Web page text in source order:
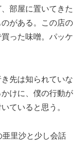
部屋に置いてきた
がある。この店の
った味噌。パッケ
先は知られていな
けに、僕の行動が
ていると思う。
亜里沙と少し会話